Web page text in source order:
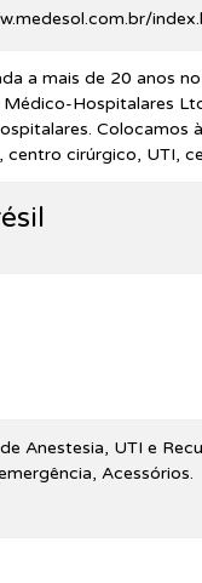
a mais de 20 anos
Hospitalares
Colocamos
centro cirúrgico, UTI,
Anestesia, UTI e
Acessórios.